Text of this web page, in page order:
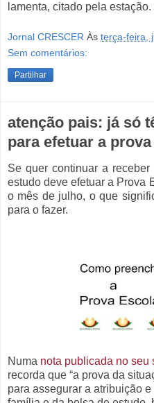
lamenta, citado pela estação.
Jornal CRESCER Às terça-feira,
Sem comentários:
Partilhar
atenção pais: já só
para efetuar a
Se quer continuar a
estudo deve efetuar a Prova
o mês de julho, o que
para o fazer.
Numa nota publicada no seu
recorda que “a prova da
para assegurar a atribuição